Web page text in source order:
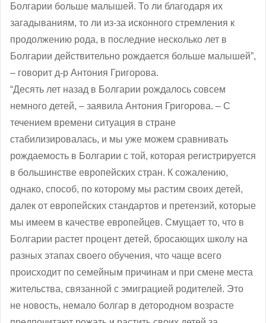
Болгарии больше малышей. То ли благодаря их
загадываниям, то ли из-за исконного стремления к
продолжению рода, в последние несколько лет в
Болгарии действительно рождается больше малышей”,
– говорит д-р Антония Григорова.
“Десять лет назад в Болгарии рождалось совсем
немного детей, – заявила Антония Григорова. – С
течением времени ситуация в стране
стабилизировалась, и мы уже можем сравнивать
рождаемость в Болгарии с той, которая регистрируется
в большинстве европейских стран. К сожалению,
однако, способ, по которому мы растим своих детей,
далек от европейских стандартов и претензий, которые
мы имеем в качестве европейцев. Смущает то, что в
Болгарии растет процент детей, бросающих школу на
разных этапах своего обучения, что чаще всего
происходит по семейным причинам и при смене места
жительства, связанной с эмиграцией родителей. Это
не новость, немало болгар в детородном возрасте